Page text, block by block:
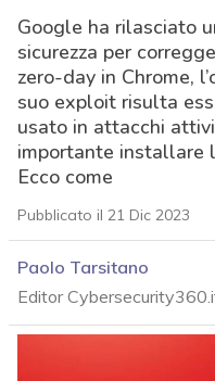
Google ha rilasciato
sicurezza per
zero-day in Chrome,
suo exploit risulta
usato in attacchi
importante installare
Ecco come
Pubblicato il 21 Dic 2023
Paolo Tarsitano
Editor